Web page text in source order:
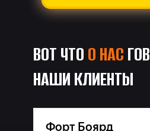
ВОТ ЧТОО НАС
НАШИ КЛИЕНТЫ